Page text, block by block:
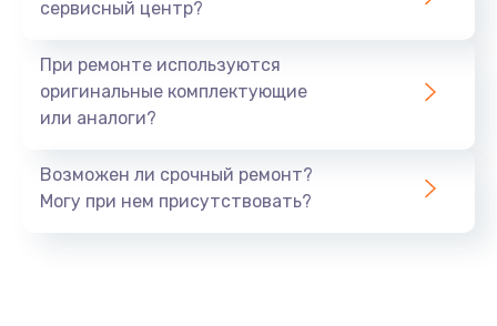
сервисный центр?
При ремонте используются
оригинальные комплектующие
или аналоги?
Возможен ли срочный ремонт?
Могу при нем присутствовать?